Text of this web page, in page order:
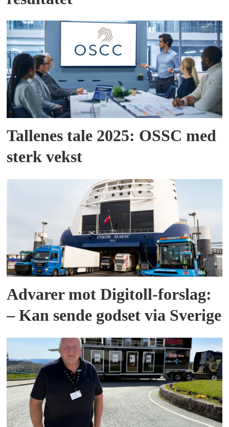
Tallenes tale 2025: OSSC med
sterk vekst
Advarer mot Digitoll-forslag:
– Kan sende godset via Sverige